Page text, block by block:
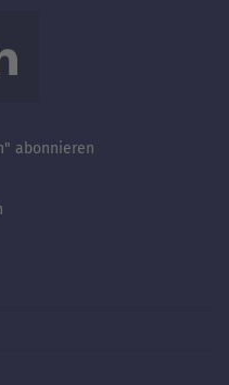
abonnieren